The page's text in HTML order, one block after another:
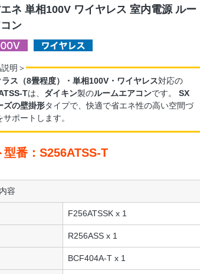
ネ 単相100V ワイヤレス 室内電源 ルー
ン
明＞
ラス（8畳程度）・単相100V・ワイヤレス対応の
Tは、 ダイキン製のルームエアコンです。 SX
ズの壁掛形タイプで、快適で省エネ性の高い空間づ
サポートします。
型番：S256ATSS-T
容
F256ATSSK x 1
R256ASS x 1
BCF404A-T x 1